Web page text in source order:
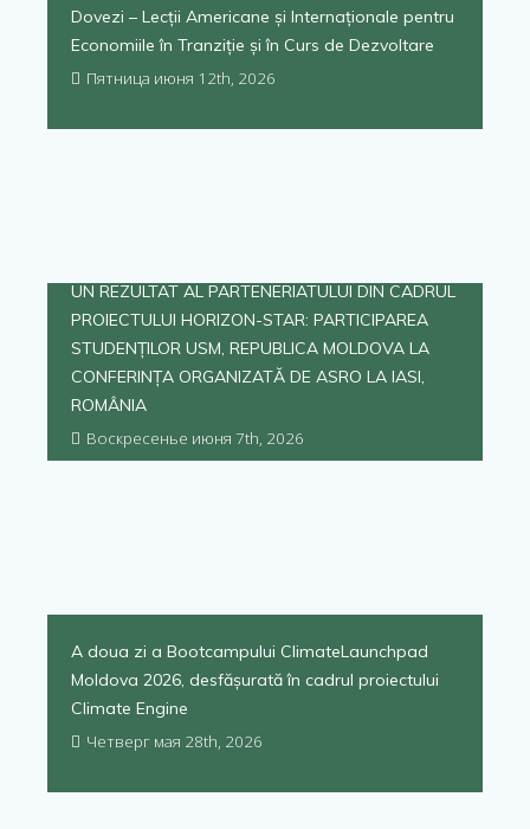
Dovezi – Lecții Americane și Internaționale pentru
Economiile în Tranziție și în Curs de Dezvoltare
Пятница июня 12th, 2026
UN REZULTAT AL PARTENERIATULUI DIN CADRUL
PROIECTULUI HORIZON-STAR: PARTICIPAREA
STUDENȚILOR USM, REPUBLICA MOLDOVA LA
CONFERINȚA ORGANIZATĂ DE ASRO LA IASI,
ROMÂNIA
Воскресенье июня 7th, 2026
A doua zi a Bootcampului ClimateLaunchpad
Moldova 2026, desfășurată în cadrul proiectului
Climate Engine
Четверг мая 28th, 2026